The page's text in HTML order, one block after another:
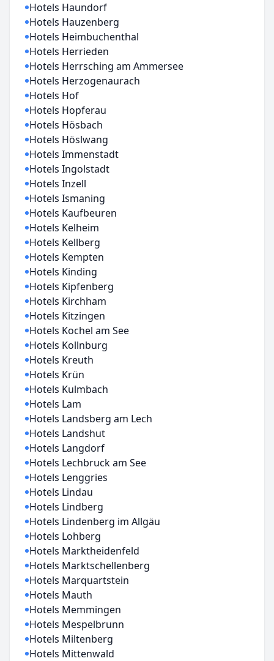
Hotels Haundorf
Hotels Hauzenberg
Hotels Heimbuchenthal
Hotels Herrieden
Hotels Herrsching am Ammersee
Hotels Herzogenaurach
Hotels Hof
Hotels Hopferau
Hotels Hösbach
Hotels Höslwang
Hotels Immenstadt
Hotels Ingolstadt
Hotels Inzell
Hotels Ismaning
Hotels Kaufbeuren
Hotels Kelheim
Hotels Kellberg
Hotels Kempten
Hotels Kinding
Hotels Kipfenberg
Hotels Kirchham
Hotels Kitzingen
Hotels Kochel am See
Hotels Kollnburg
Hotels Kreuth
Hotels Krün
Hotels Kulmbach
Hotels Lam
Hotels Landsberg am Lech
Hotels Landshut
Hotels Langdorf
Hotels Lechbruck am See
Hotels Lenggries
Hotels Lindau
Hotels Lindberg
Hotels Lindenberg im Allgäu
Hotels Lohberg
Hotels Marktheidenfeld
Hotels Marktschellenberg
Hotels Marquartstein
Hotels Mauth
Hotels Memmingen
Hotels Mespelbrunn
Hotels Miltenberg
Hotels Mittenwald